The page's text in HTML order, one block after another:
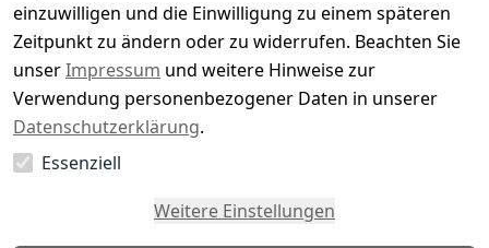
-30%
Camel Active 409401-6W37 - Herren
Sweatjacke
Modische Herren Sweatjacke von Camel Active
ab 69,95 €
99,95 €
einzuwilligen und die Einwilligung zu einem späteren
Zeitpunkt zu ändern oder zu widerrufen. Beachten Sie
unserImpressum und weitere Hinweise zur
Verwendung personenbezogener Daten in unserer
Datenschutzerklärung.
Essenziell
Weitere Einstellungen